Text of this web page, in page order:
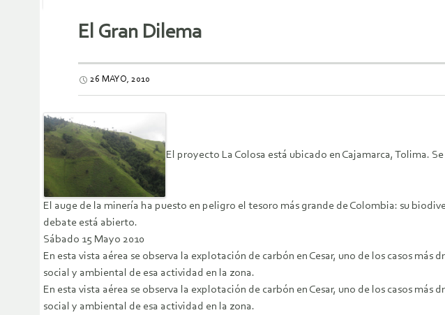
El Gran Dilema
26 MAYO, 2010
El proyecto La Colosa está ubicado en Cajamarca, Tolima.
El auge de la minería ha puesto en peligro el tesoro más grande de Colombia: su
debate está abierto.
Sábado 15 Mayo 2010
En esta vista aérea se observa la explotación de carbón en Cesar, uno de los casos
social y ambiental de esa actividad en la zona.
En esta vista aérea se observa la explotación de carbón en Cesar, uno de los casos
social y ambiental de esa actividad en la zona.